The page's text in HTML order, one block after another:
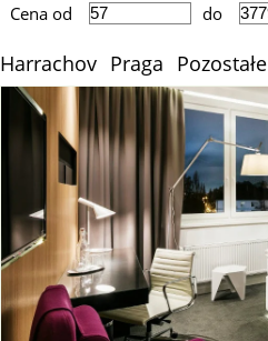
Cena od do
Harrachov Praga Pozostałe